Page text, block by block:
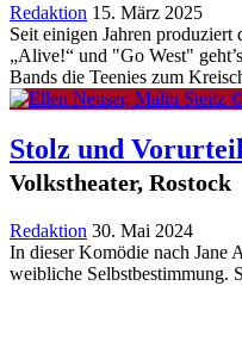
Redaktion 15. März 2025
Seit einigen Jahren
„Alive!“ und "Go West"
Bands die Teenies zum
Stolz und
Volkstheater, Rostock
Redaktion 30. Mai 2024
In dieser Komödie nach Jane
weibliche Selbstbestimmung.